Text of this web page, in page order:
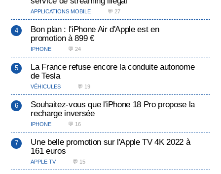
APPLICATIONS MOBILE 💬 27
Bon plan : l'iPhone Air d'Apple est en
promotion à 899 €
IPHONE 💬 24
La France refuse encore la conduite autonome
de Tesla
VÉHICULES 💬 19
Souhaitez-vous que l'iPhone 18 Pro propose la
recharge inversée
IPHONE 💬 16
Une belle promotion sur l'Apple TV 4K 2022 à
161 euros
APPLE TV 💬 15